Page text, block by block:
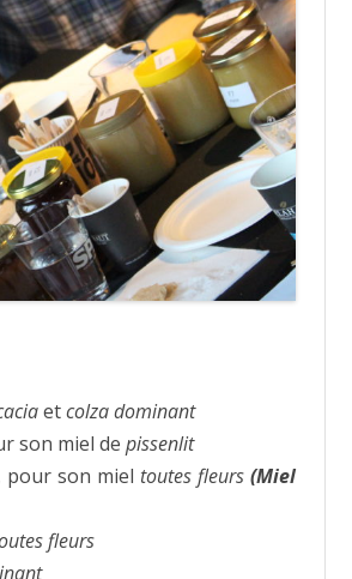
etcolza dominant
son miel de pissenlit
pour son miel toutes fleurs (Miel
fleurs